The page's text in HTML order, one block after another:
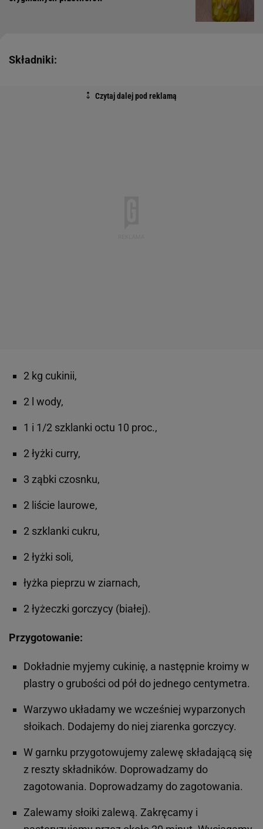
Składniki:
2 kg cukinii,
2 l wody,
1 i 1/2 szklanki octu 10 proc.,
2 łyżki curry,
3 ząbki czosnku,
2 liście laurowe,
2 szklanki cukru,
2 łyżki soli,
łyżka pieprzu w ziarnach,
2 łyżeczki gorczycy (białej).
Przygotowanie:
Dokładnie myjemy cukinię, a następnie kroimy w
plastry o grubości od pół do jednego centymetra.
Warzywo układamy we wcześniej wyparzonych
słoikach. Dodajemy do niej ziarenka gorczycy.
W garnku przygotowujemy zalewę składającą się
z reszty składników. Doprowadzamy do
zagotowania. Doprowadzamy do zagotowania.
Zalewamy słoiki zalewą. Zakręcamy i